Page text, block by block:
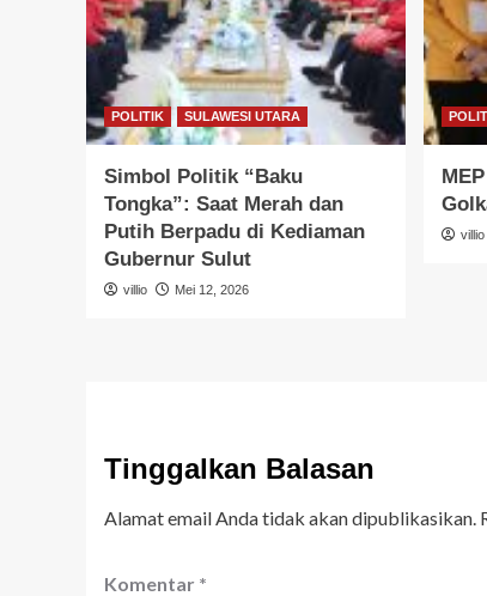
POLITIK SULAWESI UTARA
Simbol Politik “Baku
Tongka”: Saat Merah dan
Putih Berpadu di Kediaman
Gubernur Sulut
villio Mei 12, 2026
villio
Tinggalkan Balasan
Alamat email Anda tidak akan dipublikasikan.
Komentar *